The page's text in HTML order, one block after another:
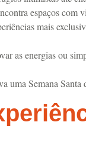
espaços
mais
as energias ou
uma Semana